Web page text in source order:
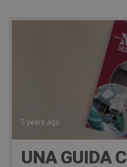
5 years ago
UNA GUIDA